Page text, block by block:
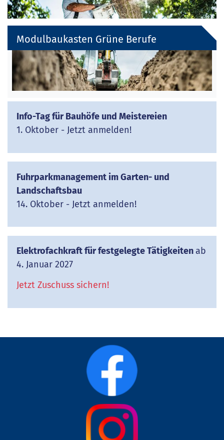
Modulbaukasten Grüne Berufe
Info-Tag für Bauhöfe und Meistereien
1. Oktober - Jetzt anmelden!
Fuhrparkmanagement im Garten- und
Landschaftsbau
14. Oktober - Jetzt anmelden!
Elektrofachkraft für festgelegte Tätigkeiten ab
4. Januar 2027
Jetzt Zuschuss sichern!